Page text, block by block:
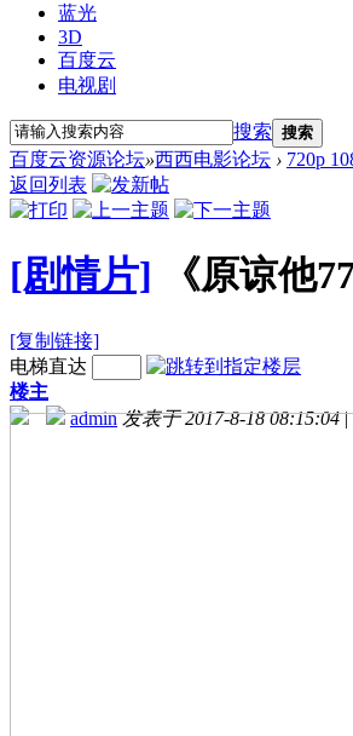
蓝光
3D
百度云
电视剧
搜索 搜索
百度云资源论坛»西西电影论坛 › 720p
返回列表
[剧情片] 《原谅他
[复制链接]
电梯直达
楼主
admin 发表于 2017-8-18 08:15:04 |